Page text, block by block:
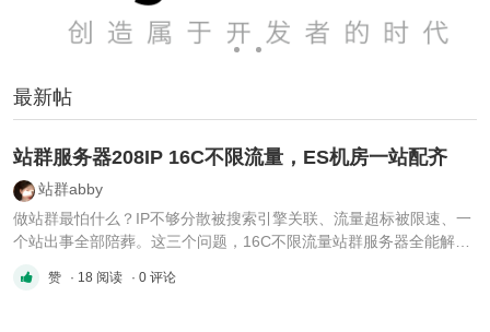
最新帖
站群服务器208IP 16C不限流量，ES机房一站配齐
站群abby
做站群最怕什么？IP不够分散被搜索引擎关联、流量超标被限速、一
个站出事全部陪葬。这三个问题，16C不限流量站群服务器全能解决
什么必须选16C？搜索引擎通过C段判断网站关联性。同C段站点越
赞 · 18 阅读 · 0 评论